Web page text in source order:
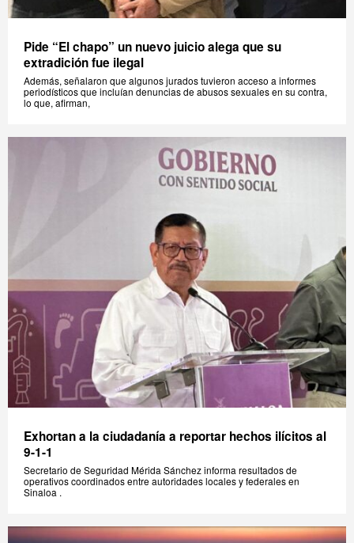
Pide “El chapo” un nuevo juicio alega que su
extradición fue ilegal
Además, señalaron que algunos jurados tuvieron acceso a informes
periodísticos que incluían denuncias de abusos sexuales en su contra,
lo que, afirman,
Exhortan a la ciudadanía a reportar hechos ilícitos al
9-1-1
Secretario de Seguridad Mérida Sánchez informa resultados de
operativos coordinados entre autoridades locales y federales en
Sinaloa .